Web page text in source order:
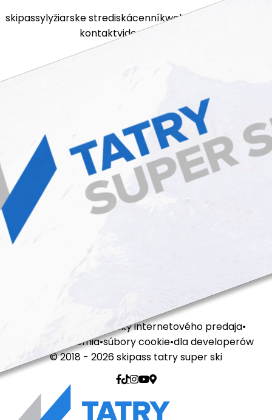
skipassylyžiarske strediskácenníkwebkamery
kontaktvideose-shop
obchodné podmienky internetového predaja
politika súkromia súbory cookie dla developerów
© 2018 - 2026 skipass tatry super ski